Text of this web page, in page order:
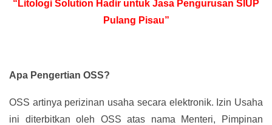
“Litologi Solution Hadir untuk Jasa Pengurusan SIUP
Pulang Pisau”
Apa Pengertian OSS?
OSS artinya perizinan usaha secara elektronik. Izin Usaha
ini diterbitkan oleh OSS atas nama Menteri, Pimpinan